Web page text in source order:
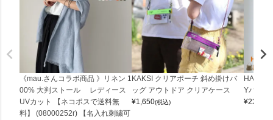
《mau.さんコラボ商品 》リネン 1
00% 大判ストール レディース
UVカット 【ネコポスで送料無
料】 (08000252r) 【名入れ刺繍可
KAKSI クリアポーチ 斜め掛けバ
ッグ アウトドア クリアケース
¥1,650(税込)
Yバッグ
¥22,000